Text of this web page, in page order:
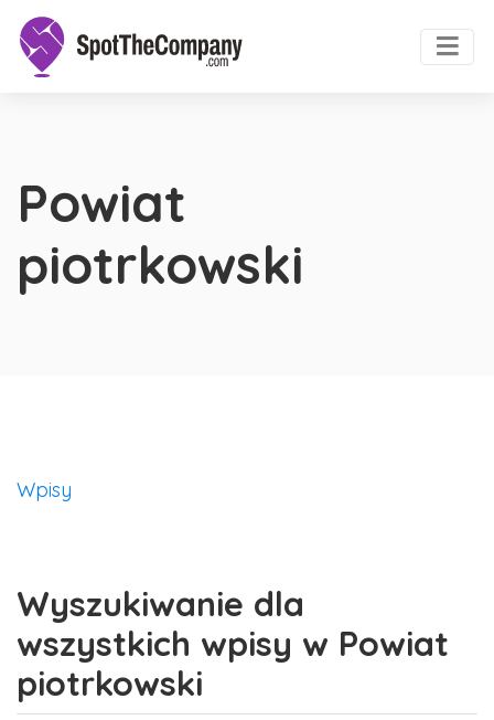
Powiat
piotrkowski
Wpisy
Wyszukiwanie dla
wszystkich wpisy w Powiat
piotrkowski